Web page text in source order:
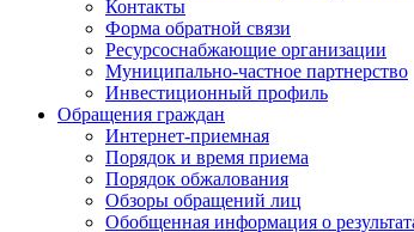
Контакты
Форма обратной связи
Ресурсоснабжающие организации
Муниципально-частное партнерство
Инвестиционный профиль
Обращения граждан
Интернет-приемная
Порядок и время приема
Порядок обжалования
Обзоры обращений лиц
Обобщенная информация о